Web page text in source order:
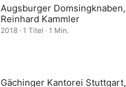
Augsburger Domsingknaben,
Reinhard Kammler
2018 · 1 Titel · 1 Min.
Gächinger Kantorei Stuttgart,